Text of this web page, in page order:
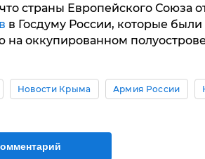
страны Европейского Союза
в Госдуму России, которые
на оккупированном
Новости Крыма Армия России